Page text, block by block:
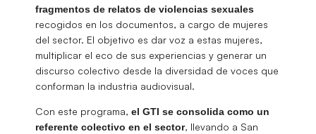
fragmentos de relatos de violencias sexuales
recogidos en los documentos, a cargo de mujeres
del sector. El objetivo es dar voz a estas mujeres,
multiplicar el eco de sus experiencias y generar un
discurso colectivo desde la diversidad de voces que
conforman la industria audiovisual.
Con este programa, el GTI se consolida como un
referente colectivo en el sector, llevando a San